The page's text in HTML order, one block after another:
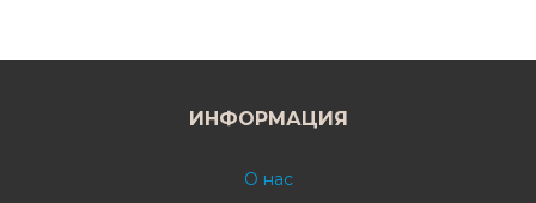
ИНФОРМАЦИЯ
О нас